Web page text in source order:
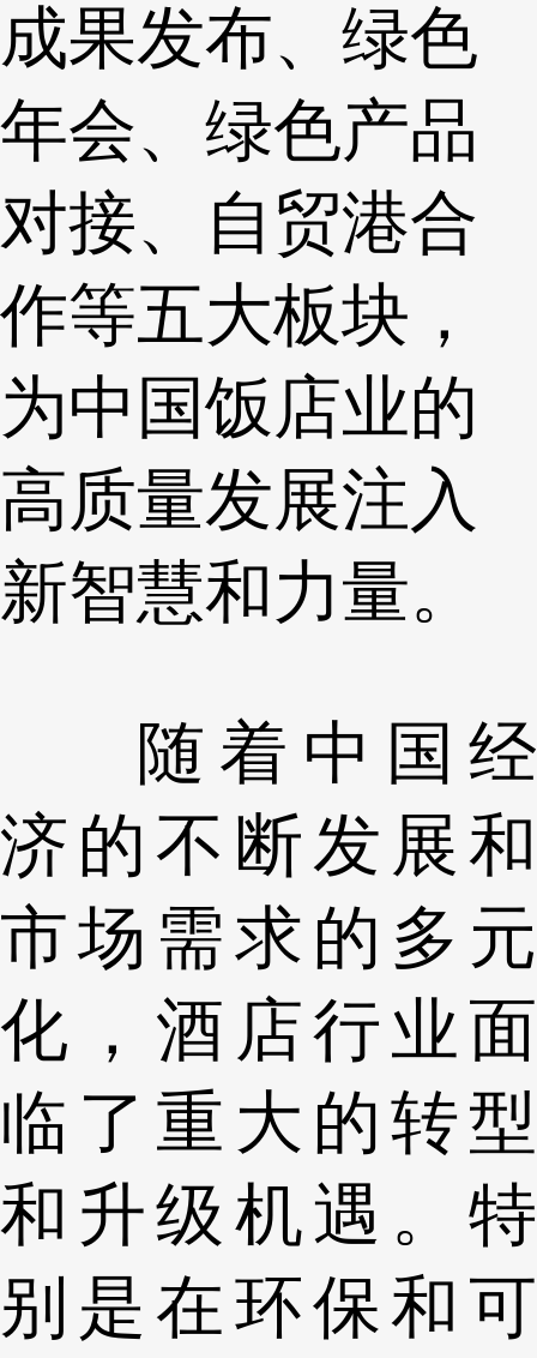
成果发布、绿色
年会、绿色产品
对接、自贸港合
作等五大板块，
为中国饭店业的
高质量发展注入
新智慧和力量。
随着中国经
济的不断发展和
市场需求的多元
化，酒店行业面
临了重大的转型
和升级机遇。特
别是在环保和可